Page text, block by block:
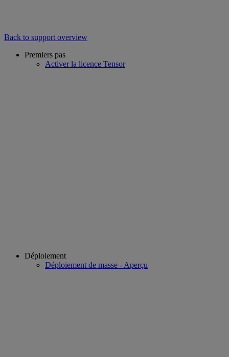
Back to support overview
Premiers pas
Activer la licence Tensor
Déploiement
Déploiement de masse - Aperçu